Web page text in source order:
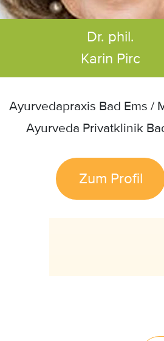
Dr. phil.
Karin Pirc
Ayurvedapraxis Bad Ems /
Ayurveda Privatklinik
Zum Profil